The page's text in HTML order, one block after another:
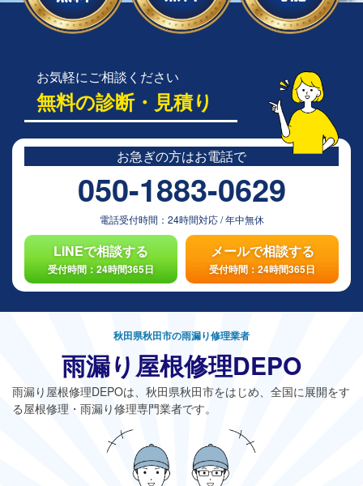
お気軽にご相談ください
無料の診断・見積り
お急ぎの方はお電話で
050-1883-0629
電話受付時間： 24時間対応/年中無休
LINEで相談する
受付時間：24時間365日
メールで相談する
受付時間：24時間365日
秋田県秋田市の雨漏り修理業者
雨漏り屋根修理DEPO
雨漏り屋根修理DEPOは、秋田県秋田市をはじめ、全国に展開をす
る屋根修理・雨漏り修理専門業者です。